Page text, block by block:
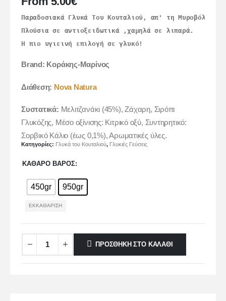
Παραδοσιακά Γλυκά Του Κουταλιού, απ' τη Μυροβόλο
Πλούσια σε αντιοξειδωτικά ,χαμηλά σε λιπαρά.
Η πιο υγιεινή επιλογή σε γλυκό!
Brand: Κοράκης-Μαρίνος
Διάθεση: Nova Natura
Συστατικά: Μελιτζανάκι (45%), Ζάχαρη, Σιρόπι
Γλυκόζης, Μέσο οξίνισης: Κιτρικό οξύ, Συντηρητικό:
Σορβικό Κάλιο (έως 0,1%), Αρωματικές ύλες.
Κατηγορίες: Γλυκά του Κουταλιού, Γλυκιές Γεύσεις
ΚΑΘΑΡΌ ΒΆΡΟΣ
450gr 950gr
ΕΚΚΑΘΆΡΙΣΗ
ΠΡΟΣΘΉΚΗ ΣΤΟ ΚΑΛΆΘΙ